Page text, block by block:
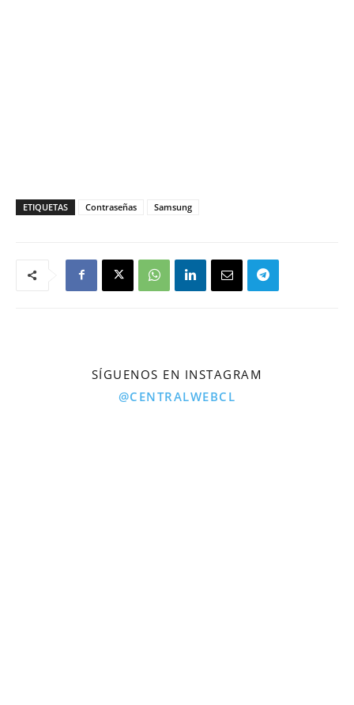
ETIQUETAS Contraseñas Samsung
SÍGUENOS EN INSTAGRAM
@CENTRALWEBCL